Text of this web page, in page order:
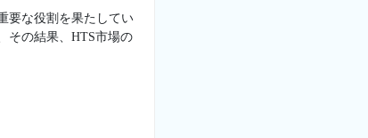
要な役割を果たしてい
その結果、HTS市場の